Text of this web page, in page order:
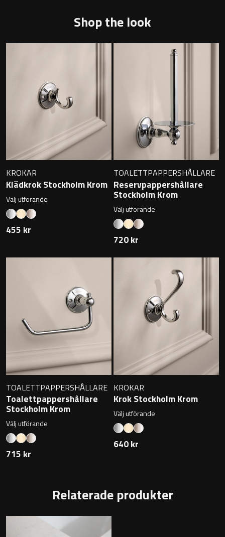
Badkarshandtag
Duschkorgar
Sminkspeglar
Speglar utan belysning
Toalettborstset
Belysning
Handtag & knoppar
Övriga badrumstillbehör
Shop the look
KROKAR
Klädkrok Stockholm Krom
Välj utförande
455 kr
TOALETTPAPPERSHÅLLARE
Reservpappershållare
Stockholm Krom
Välj utförande
720 kr
TOALETTPAPPERSHÅLLARE
Toalettpappershållare
Stockholm Krom
Välj utförande
715 kr
KROKAR
Krok Stockholm Krom
Välj utförande
640 kr
Relaterade produkter